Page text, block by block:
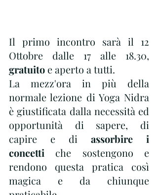
Il primo incontro sarà il 12
gratuito e aperto a tutti.
La mezz'ora in più della
normale lezione di Yoga Nidra
è giustificata dalla necessità ed
opportunità di sapere, di
capire e di assorbire i
concetti che sostengono e
rendono questa pratica così
magica e da chiunque